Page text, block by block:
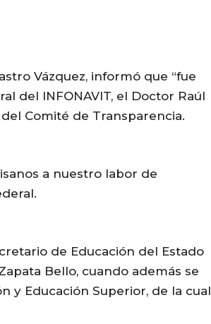
Vázquez, informó que “fue
del INFONAVIT, el Doctor Raúl
Comité de Transparencia.
a nuestro labor de
de Educación del Estado
Bello, cuando además se
y Educación Superior, de la cual